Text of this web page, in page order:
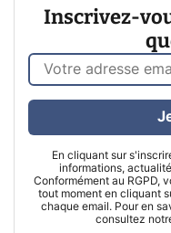
Inscrivez-
En cliquant sur
informations,
Conformément au RGPD,
tout moment en cliquant
chaque email. Pour en
consultez